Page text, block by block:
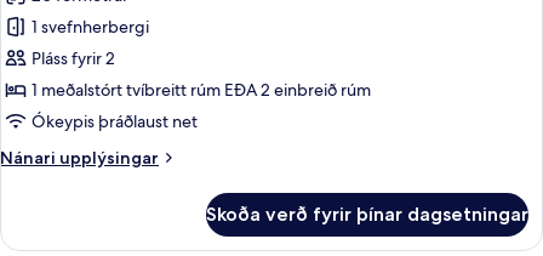
verönd
tvíbreitt
-
verönd
fyrir
Standard-
herbergi
-
1 svefnherbergi
Pláss fyrir 2
1 meðalstórt tvíbreitt rúm EÐA 2 einbreið rúm
Ókeypis þráðlaust net
Nánari upplýsingar
Nánari
herbergi
Skoða verð fyrir þínar dagsetningar